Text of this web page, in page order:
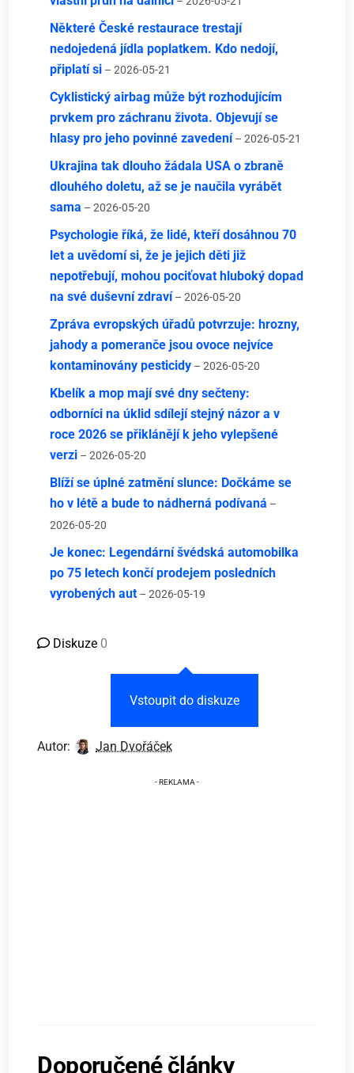
Některé České restaurace trestají
nedojedená jídla poplatkem. Kdo nedojí,
připlatí si – 2026-05-21
Cyklistický airbag může být rozhodujícím
prvkem pro záchranu života. Objevují se
hlasy pro jeho povinné zavedení – 2026-05-21
Ukrajina tak dlouho žádala USA o zbraně
dlouhého doletu, až se je naučila vyrábět
sama – 2026-05-20
Psychologie říká, že lidé, kteří dosáhnou 70
let a uvědomí si, že je jejich děti již
nepotřebují, mohou pociťovat hluboký dopad
na své duševní zdraví – 2026-05-20
Zpráva evropských úřadů potvrzuje: hrozny,
jahody a pomeranče jsou ovoce nejvíce
kontaminovány pesticidy – 2026-05-20
Kbelík a mop mají své dny sečteny:
odborníci na úklid sdílejí stejný názor a v
roce 2026 se přiklánějí k jeho vylepšené
verzi – 2026-05-20
Blíží se úplné zatmění slunce: Dočkáme se
ho v létě a bude to nádherná podívaná –
2026-05-20
Je konec: Legendární švédská automobilka
po 75 letech končí prodejem posledních
vyrobených aut – 2026-05-19
Diskuze 0
Vstoupit do diskuze
Autor: Jan Dvořáček
Doporučené články